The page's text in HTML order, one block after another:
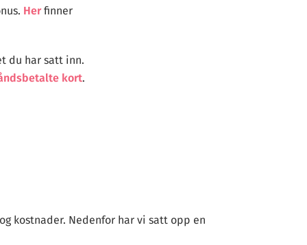
Herfinner
du har satt inn.
kort.
kostnader. Nedenfor har vi satt opp en